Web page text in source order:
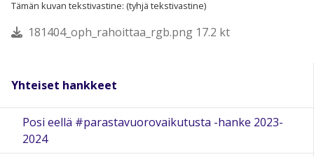
Tämän kuvan tekstivastine: (tyhjä tekstivastine)
181404_oph_rahoittaa_rgb.png 17.2 kt
Yhteiset hankkeet
Posi eellä #parastavuorovaikutusta -hanke 2023-
2024